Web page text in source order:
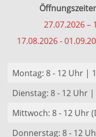
27.07.2026 –
17.08.2026 -
Montag: 8 - 12 Uhr |
Dienstag: 8 - 12 Uhr
Mittwoch: 8 - 12 Uhr
Donnerstag: 8 - 12